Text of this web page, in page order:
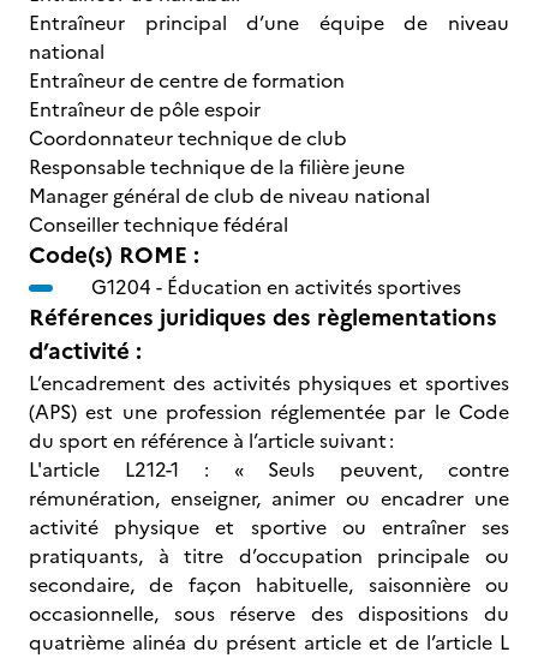
Entraîneur principal d’une équipe de niveau
national
Entraîneur de centre de formation
Entraîneur de pôle espoir
Coordonnateur technique de club
Responsable technique de la filière jeune
Manager général de club de niveau national
Conseiller technique fédéral
Code(s) ROME :
G1204 - Éducation en activités sportives
Références juridiques des règlementations
d’activité :
L’encadrement des activités physiques et sportives
(APS) est une profession réglementée par le Code
du sport en référence à l’article suivant :
L'article L212-1 : « Seuls peuvent, contre
rémunération, enseigner, animer ou encadrer une
activité physique et sportive ou entraîner ses
pratiquants, à titre d’occupation principale ou
secondaire, de façon habituelle, saisonnière ou
occasionnelle, sous réserve des dispositions du
quatrième alinéa du présent article et de l’article L